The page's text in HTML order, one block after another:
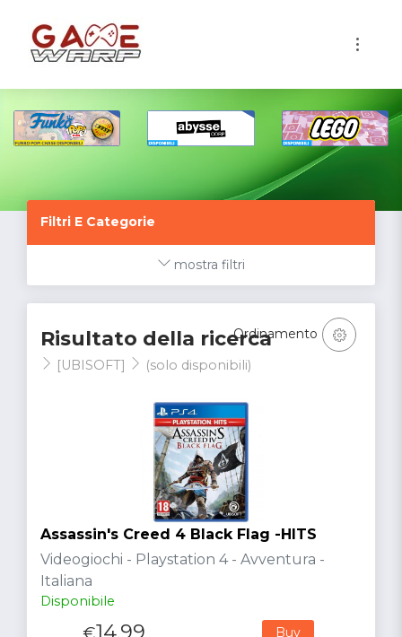
Filtri E Categorie
mostra filtri
Risultato della ricerca
[UBISOFT] (solo disponibili)
Ordinamento
Assassin's Creed 4 Black Flag -HITS
Videogiochi - Playstation 4 - Avventura -
Italiana
Disponibile
€14.99 Buy